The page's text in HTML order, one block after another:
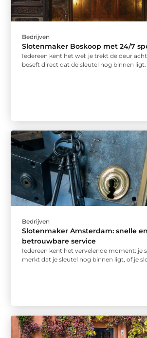
Bedrijven
Slotenmaker Boskoop met 24/7
Iedereen kent het wel: je trekt de deur
beseft direct dat de sleutel nog binnen ligt.
Bedrijven
Slotenmaker Amsterdam: snelle en
betrouwbare service
Iedereen kent het vervelende moment: je
merkt dat je sleutel nog binnen ligt, of je